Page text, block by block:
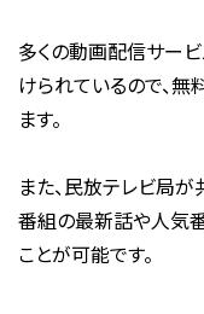
多くの動画配信サー
けられているので、
ます。
また、民放テレビ局
番組の最新話や人気
ことが可能です。